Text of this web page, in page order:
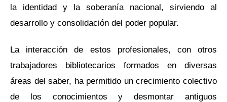
la identidad y la soberanía nacional, sirviendo al
desarrollo y consolidación del poder popular.
La interacción de estos profesionales, con otros
trabajadores bibliotecarios formados en diversas
áreas del saber, ha permitido un crecimiento colectivo
de los conocimientos y desmontar antiguos